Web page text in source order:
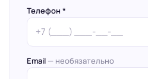
Телефон *
Email — необязательно